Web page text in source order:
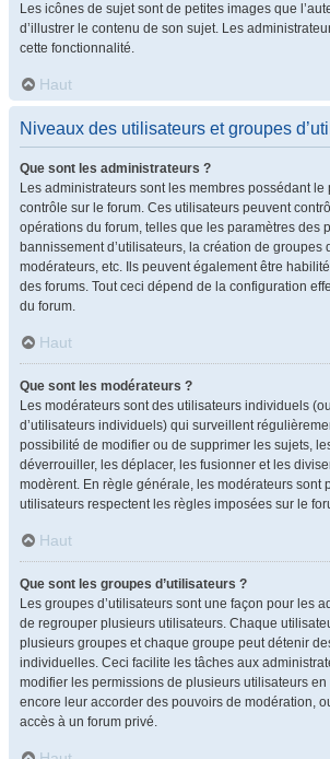
Les icônes de sujet sont de petites images que
d’illustrer le contenu de son sujet. Les
cette fonctionnalité.
Haut
Niveaux des utilisateurs et groupes
Que sont les administrateurs ?
Les administrateurs sont les membres possédant le
contrôle sur le forum. Ces utilisateurs peuvent
opérations du forum, telles que les paramètres des
bannissement d’utilisateurs, la création de groupes
modérateurs, etc. Ils peuvent également être
des forums. Tout ceci dépend de la configuration
du forum.
Haut
Que sont les modérateurs ?
Les modérateurs sont des utilisateurs individuels
d’utilisateurs individuels) qui surveillent
possibilité de modifier ou de supprimer les sujets,
déverrouiller, les déplacer, les fusionner et les
modèrent. En règle générale, les modérateurs sont
utilisateurs respectent les règles imposées sur le
Haut
Que sont les groupes d’utilisateurs ?
Les groupes d’utilisateurs sont une façon pour les
de regrouper plusieurs utilisateurs. Chaque
plusieurs groupes et chaque groupe peut détenir
individuelles. Ceci facilite les tâches aux
modifier les permissions de plusieurs utilisateurs en
encore leur accorder des pouvoirs de modération,
accès à un forum privé.